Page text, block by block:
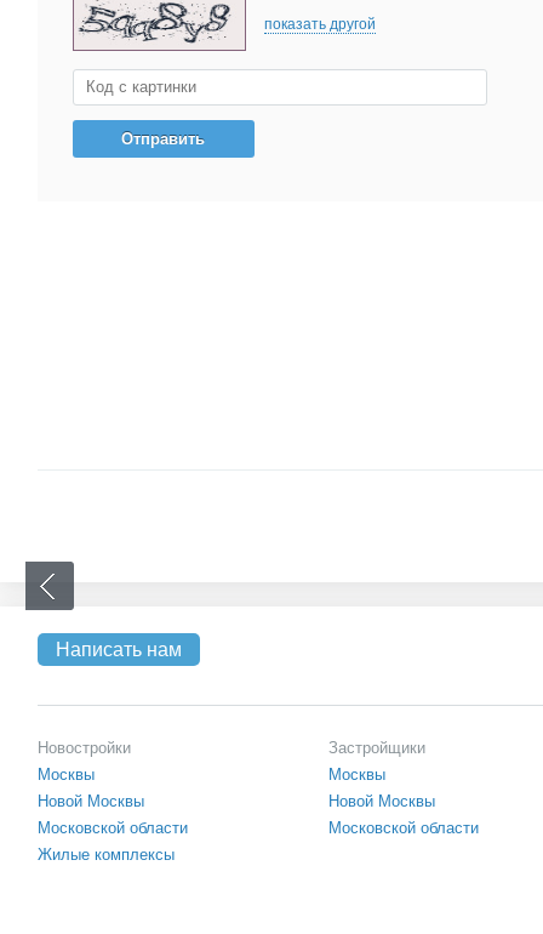
показать другой
Написать нам
Новостройки
Москвы
Новой Москвы
Московской области
Жилые комплексы
Застройщики
Москвы
Новой Москвы
Московской области